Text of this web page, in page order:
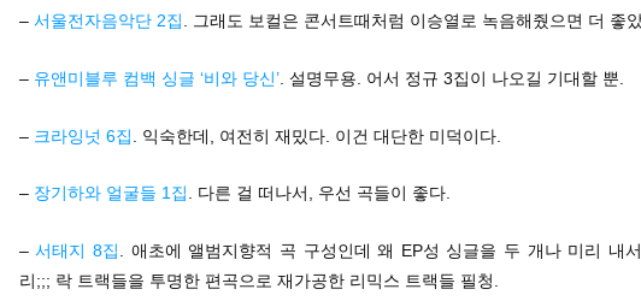
– 서울전자음악단 2집 . 그래도 보컬은 콘서트때처럼 이승열로 녹음해줬으면 더 좋
– 유앤미블루 컴백 싱글 ‘비와 당신’. 설명무용. 어서 정규 3집이 나오길 기대할 뿐.
– 크라잉넛 6집 . 익숙한데, 여전히 재밌다. 이건 대단한 미덕이다.
– 장기하와 얼굴들 1집. 다른 걸 떠나서, 우선 곡들이 좋다.
–서태지 8집
. 애초에 앨범지향적 곡 구성인데 왜 EP성 싱글을 두 개나 미리 내
리;;; 락 트랙들을 투명한 편곡으로 재가공한 리믹스 트랙들 필청.